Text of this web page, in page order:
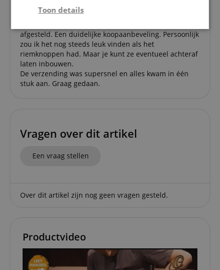
mijn ukeleles. En werd bevestigd. Het houdt de
afgesteld. Een duidelijke koopaanbeveling. Persoonlijk
zou ik het nog steeds leuk vinden als het
riemknoppen had. Maar je kunt ze eventueel achteraf
laten inbouwen.
De verzending was supersnel en alles kwam in één
stuk aan. Graag gedaan.
Vragen over dit artikel
Een vraag stellen
Over dit artikel zijn nog geen vragen gesteld.
Productvideo
Toon details
Strikt
noodzakelijk
Prestatie Gericht op
Functionaliteit
Niet-
Strikt noodzakelijk
kernfunctionaliteit van de website mogelijk, zoals
gebruikersaanmelding en accountbeheer. Zonder
Naam
CookieScriptConsent
CookieScript
.kirstein.nl
1 jaar 1
maand